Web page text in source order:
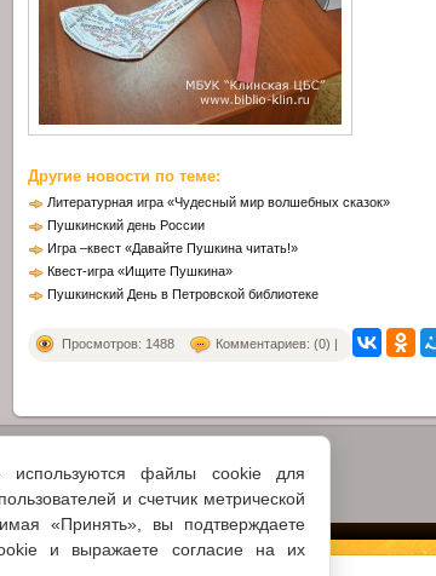
файлы cookie для
и счетчик метрической
«Принять», вы подтверждаете
и выражаете согласие на их
Другие новости по теме:
Литературная игра «Чудесный мир волшебных сказок»
Пушкинский день России
Игра –квест «Давайте Пушкина читать!»
Квест-игра «Ищите Пушкина»
Пушкинский День в Петровской библиотеке
Просмотров: 1488 Комментариев: (0) |